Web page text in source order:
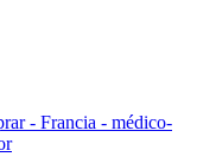
- Francia - médico-